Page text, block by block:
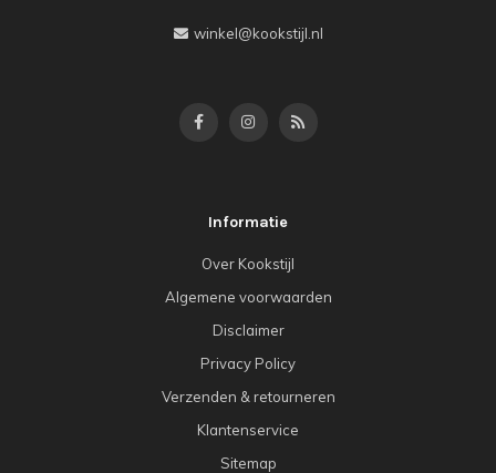
winkel@kookstijl.nl
Informatie
Over Kookstijl
Algemene voorwaarden
Disclaimer
Privacy Policy
Verzenden & retourneren
Klantenservice
Sitemap